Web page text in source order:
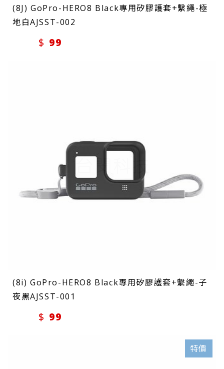
(8J) GoPro-HERO8 Black專用矽膠護套+繫繩-極
地白AJSST-002
99
(8i) GoPro-HERO8 Black專用矽膠護套+繫繩-子
夜黑AJSST-001
99
特價